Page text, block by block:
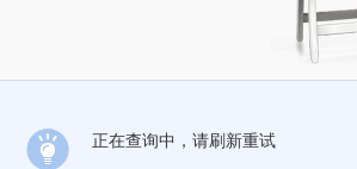
正在查询中，请刷新重试